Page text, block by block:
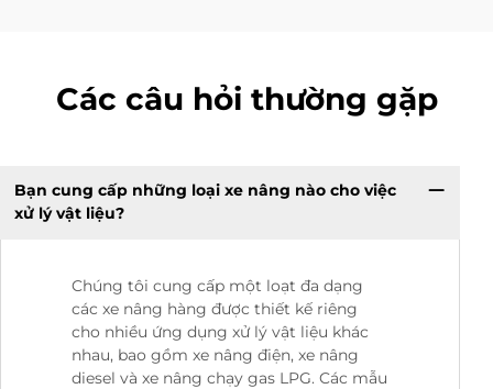
Các câu hỏi thường gặp
Bạn cung cấp những loại xe nâng nào cho việc
xử lý vật liệu?
Chúng tôi cung cấp một loạt đa dạng
các xe nâng hàng được thiết kế riêng
cho nhiều ứng dụng xử lý vật liệu khác
nhau, bao gồm xe nâng điện, xe nâng
diesel và xe nâng chạy gas LPG. Các mẫu